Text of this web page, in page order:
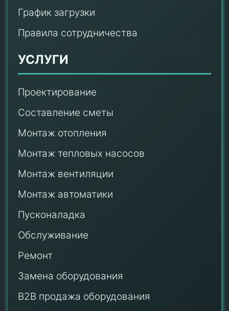
График загрузки
Правила сотрудничества
УСЛУГИ
Проектирование
Составление сметы
Монтаж отопления
Монтаж тепловых насосов
Монтаж вентиляции
Монтаж автоматики
Пусконаладка
Обслуживание
Ремонт
Замена оборудования
B2B продажа оборудования